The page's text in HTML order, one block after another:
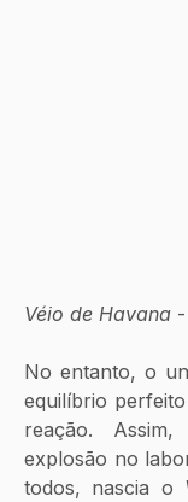
Véio de Havana -
No entanto, o
equilíbrio
reação.
explosão no
todos, nascia o